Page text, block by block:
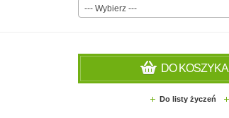
--- Wybierz ---
DO KOSZYKA
Do listy życzeń